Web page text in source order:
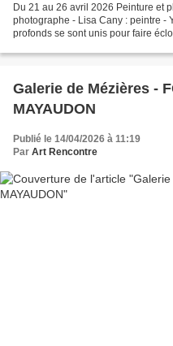
Du 21 au 26 avril 2026 Peinture et
photographe - Lisa Cany : peintre -
profonds se sont unis pour faire
Galerie de Mézières -
MAYAUDON
Publié le 14/04/2026 à 11:19
Par Art Rencontre